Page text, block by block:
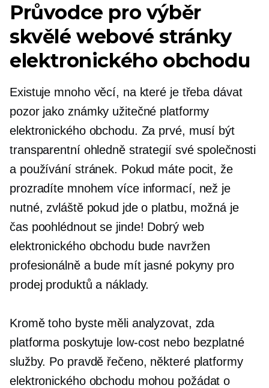
Průvodce pro výběr
skvělé webové stránky
elektronického obchodu
Existuje mnoho věcí, na které je třeba dávat
pozor jako známky užitečné platformy
elektronického obchodu. Za prvé, musí být
transparentní ohledně strategií své společnosti
a používání stránek. Pokud máte pocit, že
prozradíte mnohem více informací, než je
nutné, zvláště pokud jde o platbu, možná je
čas poohlédnout se jinde! Dobrý web
elektronického obchodu bude navržen
profesionálně a bude mít jasné pokyny pro
prodej produktů a náklady.
Kromě toho byste měli analyzovat, zda
platforma poskytuje low-cost nebo bezplatné
služby. Po pravdě řečeno, některé platformy
elektronického obchodu mohou požádat o